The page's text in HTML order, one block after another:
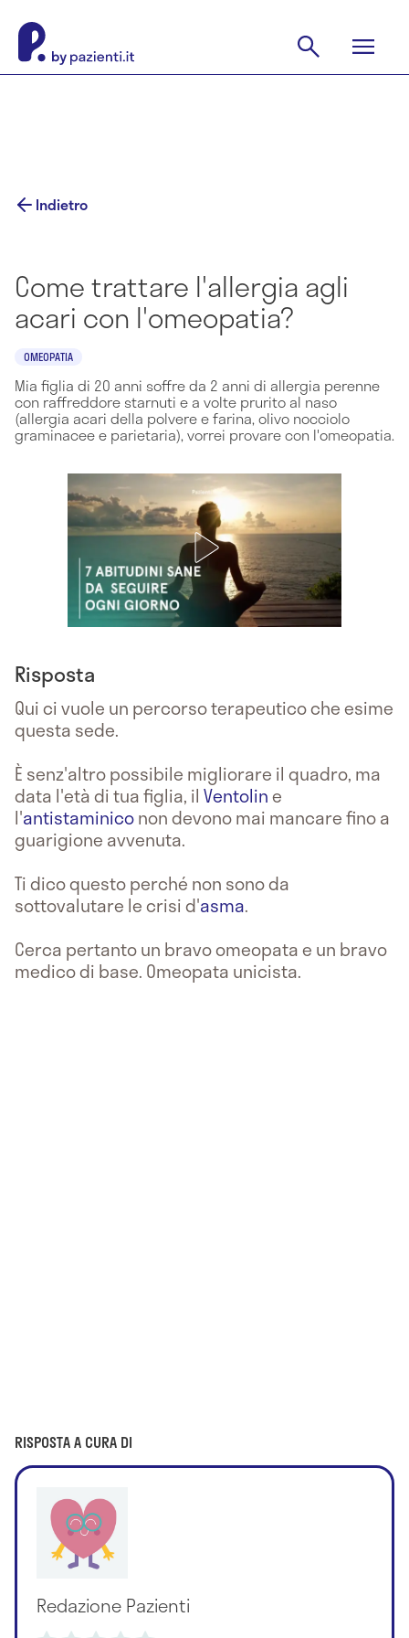
Indietro
Come trattare l'allergia agli
acari con l'omeopatia?
OMEOPATIA
Mia figlia di 20 anni soffre da 2 anni di allergia perenne
con raffreddore starnuti e a volte prurito al naso
(allergia acari della polvere e farina, olivo nocciolo
graminacee e parietaria), vorrei provare con l'omeopatia.
Risposta
Qui ci vuole un percorso terapeutico che esime
questa sede.
È senz'altro possibile migliorare il quadro, ma
data l'età di tua figlia, il Ventoline
l'antistaminiconon devono mai mancare fino a
guarigione avvenuta.
Ti dico questo perché non sono da
sottovalutare le crisi d'asma.
Cerca pertanto un bravo omeopata e un bravo
medico di base. Omeopata unicista.
RISPOSTA A CURA DI
Redazione Pazienti